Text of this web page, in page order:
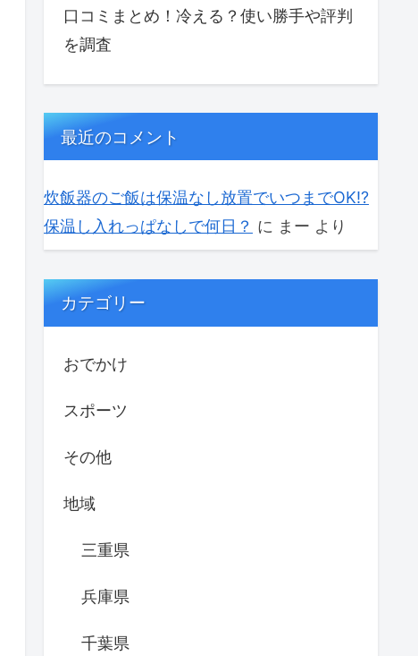
口コミまとめ！冷える？使い勝手や評判
を調査
最近のコメント
炊飯器のご飯は保温なし放置でいつまでOK⁉
保温し入れっぱなしで何日？ に まー より
カテゴリー
おでかけ
スポーツ
その他
地域
三重県
兵庫県
千葉県